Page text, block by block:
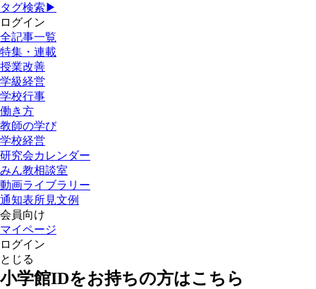
タグ検索▶
ログイン
全記事一覧
特集・連載
授業改善
学級経営
学校行事
働き方
教師の学び
学校経営
研究会カレンダー
みん教相談室
動画ライブラリー
通知表所見文例
会員向け
マイページ
ログイン
とじる
小学館IDをお持ちの方はこちら